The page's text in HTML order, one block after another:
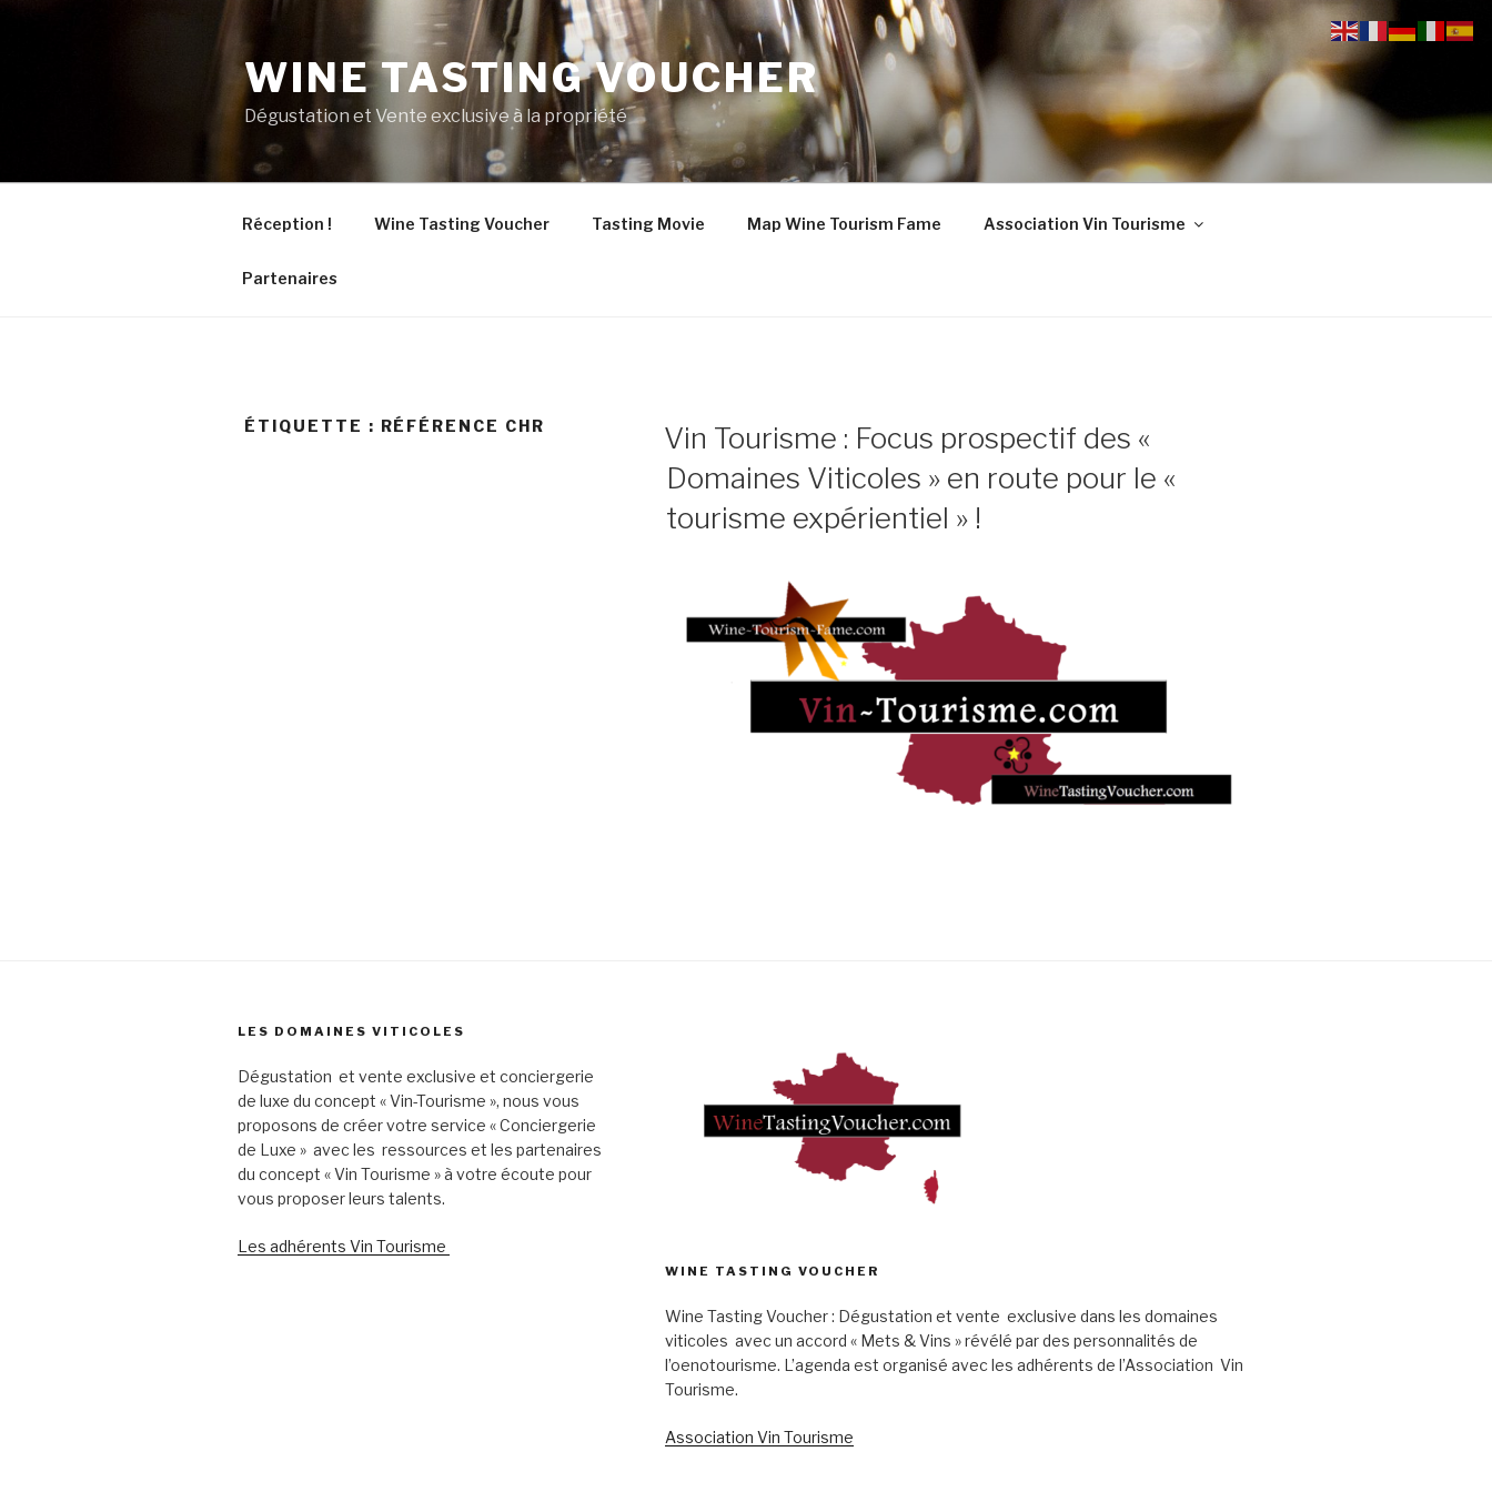
WINE TASTING VOUCHER
Dégustation et Vente exclusive à la propriété
Réception ! Wine Tasting Voucher Tasting Movie Map Wine Tourism Fame Association Vin Tourisme
Partenaires
ÉTIQUETTE : RÉFÉRENCE CHR
LE
Vin Tourisme : Focus prospectif des «
Domaines Viticoles » en route pour le «
tourisme expérientiel » !
LES DOMAINES VITICOLES
Dégustation et vente exclusive et conciergerie
de luxe du concept « Vin-Tourisme », nous vous
proposons de créer votre service « Conciergerie
de Luxe » avec les ressources et les partenaires
du concept « Vin Tourisme » à votre écoute pour
vous proposer leurs talents.
Les adhérents Vin Tourisme
WINE TASTING VOUCHER
Wine Tasting Voucher : Dégustation et vente exclusive dans les domaines
viticoles avec un accord « Mets & Vins » révélé par des personnalités de
l’oenotourisme. L’agenda est organisé avec les adhérents de l’Association Vin
Tourisme.
Association Vin Tourisme